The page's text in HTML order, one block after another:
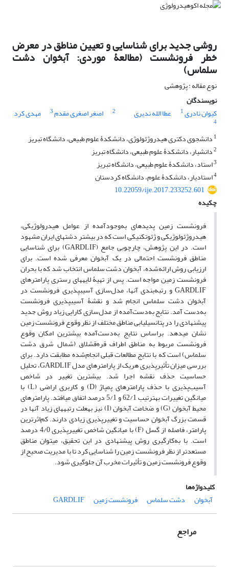
روشی جدید برای شناسایی و تعیین مناطق در معرض
خطر فرونشست (مطالعۀ موردی: آبخوان دشت
سلماس)
نوع مقاله : پژوهشی
نویسندگان
کیوان نادری1 عطا الله ندیری 2 اصغر اصغری مقدم3 مهدی کرد
4
1 دانشجوی دکتری هیدروژئولوژی، دانشکدۀ علوم طبیعی، دانشگاه تبریز
2دانشیار، دانشکدۀ علوم طبیعی، دانشگاه تبریز
3استاد، دانشکدۀ علوم طبیعی، دانشگاه تبریز
4استادیار، دانشکدۀ علوم، دانشگاه کردستان
10.22059/ije.2017.233252.601
چکیده
فرونشست زمین پدیده‏ای به‌وجودآمده از عوامل هیدرولوژیکی،
هیدروژئولوژیکی و ژئوتکنیکی است که در بیشتر دشت‏های ایران مشهود
است. در این پژوهش، چارچوبی جامع (GARDLIF) برای شناسایی
مناطق فرونشست احتمالی در یک آبخوان معرفی شده است. برای
ارزیابی روش ارائه‌شده، آبخوان دشت سلماس انتخاب شد که با بحران
فرونشست زمین مواجه است. پس از تهیۀ لایه‏های رستری پارامترهای
GARDLIF و رتبه‌بندی آنها، مدل‌سازی آسیب‏پذیری فرونشست در
آبخوان دشت سلماس انجام شد و نقشۀ آسیب‏پذیری فرونشست
به‌دست آمد. نتایج به‌دست‌آمده از مدل‌سازی کارایی زیاد روش جدید
پیشنهادی را در پتانسیل‏یابی مناطق مختلف از نظر وقوع فرونشست زمین
نشان می‏دهد. براساس نتایج به‌دست‌آمده بیشترین امکان وقوع
فرونشست مربوط به مناطق اطراف قره‌قشلاق (شمال ‏شرق دشت
سلماس) است که با نتایج مطالعات قبلی انجام‌شده مطابقت دارد. برای
بررسی میزان تأثیرپذیری هریک از پارامترهای مدل GARDLIF، تحلیل
حساسیت حذف نقشه اجرا شد. بیشترین تغییر در شاخص
آسیب‌پذیری با حذف پارامترهای پمپاژ (D) و کاربری اراضی (L) با
میانگین تغییرات به‏ترتیب 62/1 و 5/1 درصد اتفاق می‏افتد. پارامترهای
محیط آبخوان (G) و ضخامت آبخوان (I) نیز به‏علت رتبه‏های زیاد آنها در
قسمت بزرگ آبخوان حساسیت و تغییر‏پذیری زیادی دارند. کم‌اثرترین
پارامتر، فاصله از گسل (F) با میانگین شاخص تغییر‏پذیری 4/0 درصد
است. با به‌کارگیری روش پیشنهادی در این تحقیق، می‏توان مناطق
مستعدتر از نظر فرونشست زمین را شناسایی کرد تا با مدیریت صحیح از
وقوع فرونشست زمین و تأثیرات مخرب آن جلوگیری شود.
کلیدواژه‌ها
آبخوان‌
دشت سلماس فرونشست زمین GARDLIF
مراجع